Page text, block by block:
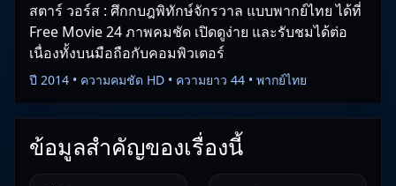
สตาร์ วอร์ส : ศึกกบฎพิทักษ์จักรวาล แบบพากย์ไทย ได้ที่
Free Movie 24 ภาพคมชัด เปิดดูง่าย และรับชมได้ต่อ
เนื่องทั้งบนมือถือกับคอมพิวเตอร์
ปี 2014 • ความคมชัด HD • ความยาว 44 • พากย์ไทย
ข้อมูลสำคัญของเรื่องนี้